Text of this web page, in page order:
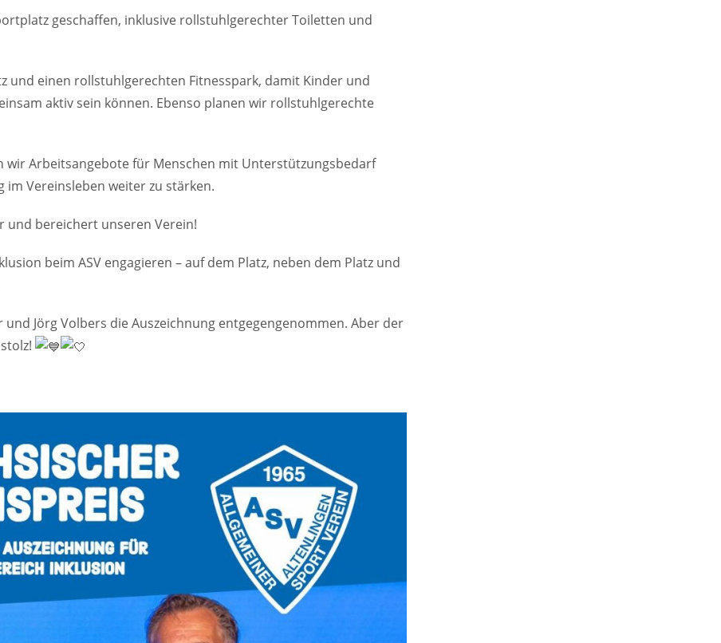
geschaffen, inklusive rollstuhlgerechter Toiletten und
und einen rollstuhlgerechten Fitnesspark, damit Kinder und
aktiv sein können. Ebenso planen wir rollstuhlgerechte
Arbeitsangebote für Menschen mit Unterstützungsbedarf
im Vereinsleben weiter zu stärken.
und bereichert unseren Verein!
beim ASV engagieren – auf dem Platz, neben dem Platz und
Jörg Volbers die Auszeichnung entgegengenommen. Aber der